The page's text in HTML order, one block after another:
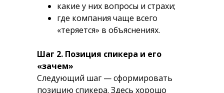
какие у них вопросы и страхи;
где компания чаще всего
«теряется» в объяснениях.
Шаг 2. Позиция спикера и его
«зачем»
Следующий шаг — сформировать
позицию спикера. Здесь хорошо